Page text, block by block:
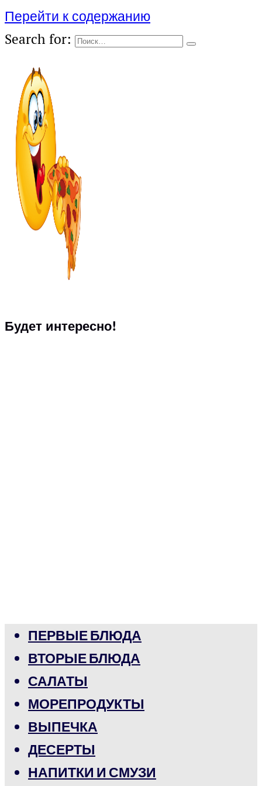
Перейти к содержанию
Search for:
Будет интересно!
ПЕРВЫЕ БЛЮДА
ВТОРЫЕ БЛЮДА
САЛАТЫ
МОРЕПРОДУКТЫ
ВЫПЕЧКА
ДЕСЕРТЫ
НАПИТКИ И СМУЗИ